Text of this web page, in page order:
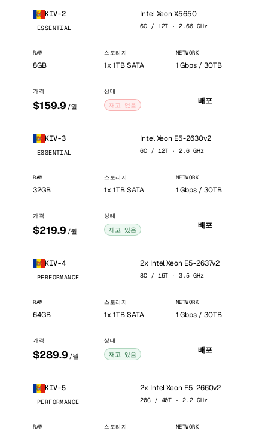
KIV-2
ESSENTIAL
Intel Xeon X5650
6C / 12T · 2.66 GHz
RAM
8GB
스토리지
1x 1TB SATA
NETWORK
1 Gbps / 30TB
가격
$159.9 /월
상태
재고 없음 배포
KIV-3
ESSENTIAL
Intel Xeon E5-2630v2
6C / 12T · 2.6 GHz
RAM
32GB
스토리지
1x 1TB SATA
NETWORK
1 Gbps / 30TB
가격
$219.9 /월
상태
재고 있음 배포
KIV-4
PERFORMANCE
2x Intel Xeon E5-2637v2
8C / 16T · 3.5 GHz
RAM
64GB
스토리지
1x 1TB SATA
NETWORK
1 Gbps / 30TB
가격
$289.9 /월
상태
재고 있음 배포
KIV-5
PERFORMANCE
2x Intel Xeon E5-2660v2
20C / 40T · 2.2 GHz
RAM 스토리지 NETWORK